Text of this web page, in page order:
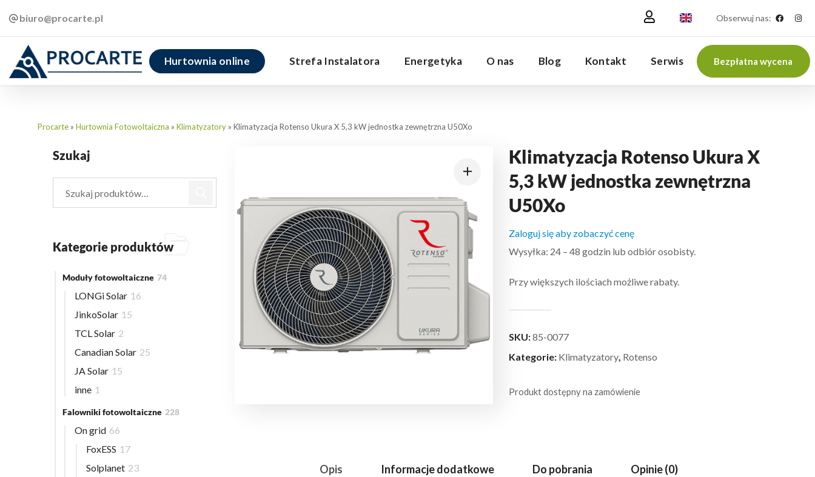
biuro@procarte.pl Obserwuj nas:
Hurtownia online Strefa Instalatora Energetyka O nas Blog Kontakt Serwis Bezpłatna wycena
Procarte » Hurtownia Fotowoltaiczna » Klimatyzatory » Klimatyzacja Rotenso Ukura X 5,3 kW jednostka zewnętrzna U50Xo
Klimatyzacja Rotenso Ukura X
5,3 kW jednostka zewnętrzna
U50Xo
Zaloguj się aby zobaczyć cenę
Wysyłka: 24 – 48 godzin lub odbiór osobisty.
Przy większych ilościach możliwe rabaty.
SKU:85-0077
Kategorie: Klimatyzatory, Rotenso
Produkt dostępny na zamówienie
Opis Informacje dodatkowe Do pobrania Opinie (0)
Szukaj
Kategorie produktów
Moduły fotowoltaiczne 74
LONGi Solar 16
JinkoSolar 15
TCL Solar 2
Canadian Solar 25
JA Solar 15
inne 1
Falowniki fotowoltaiczne 228
On grid 66
FoxESS 17
Solplanet 23